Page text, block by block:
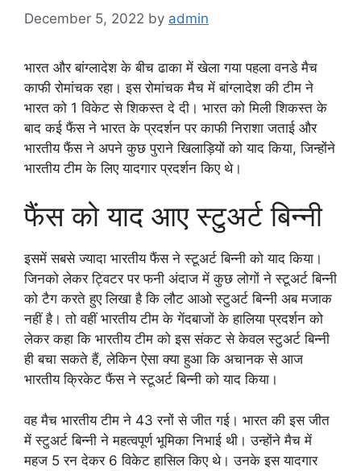
December 5, 2022 by admin
भारत और बांग्लादेश के बीच ढाका में खेला गया पहला वनडे मैच
काफी रोमांचक रहा। इस रोमांचक मैच में बांग्लादेश की टीम ने
भारत को 1 विकेट से शिकस्त दे दी। भारत को मिली शिकस्त के
बाद कई फैंस ने भारत के प्रदर्शन पर काफी निराशा जताई और
भारतीय फैंस ने अपने कुछ पुराने खिलाड़ियों को याद किया, जिन्होंने
भारतीय टीम के लिए यादगार प्रदर्शन किए थे।
फैंस को याद आए स्टुअर्ट बिन्नी
इसमें सबसे ज्यादा भारतीय फैंस ने स्टूअर्ट बिन्नी को याद किया।
जिनको लेकर ट्विटर पर फनी अंदाज में कुछ लोगों ने स्टूअर्ट बिन्नी
को टैग करते हुए लिखा है कि लौट आओ स्टुअर्ट बिन्नी अब मजाक
नहीं है। तो वहीं भारतीय टीम के गेंदबाजों के हालिया प्रदर्शन को
लेकर कहा कि भारतीय टीम को इस संकट से केवल स्टुअर्ट बिन्नी
ही बचा सकते हैं, लेकिन ऐसा क्या हुआ कि अचानक से आज
भारतीय क्रिकेट फैंस ने स्टूअर्ट बिन्नी को याद किया।
वह मैच भारतीय टीम ने 43 रनों से जीत गई। भारत की इस जीत
में स्टुअर्ट बिन्नी ने महत्वपूर्ण भूमिका निभाई थी। उन्होंने मैच में
महज 5 रन देकर 6 विकेट हासिल किए थे। उनके इस यादगार